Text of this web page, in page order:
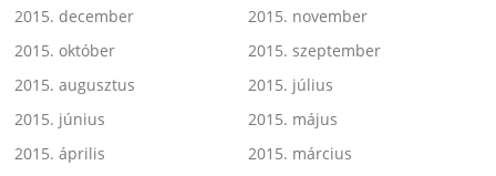
2015. december
2015. november
2015. október
2015. szeptember
2015. augusztus
2015. július
2015. június
2015. május
2015. április
2015. március